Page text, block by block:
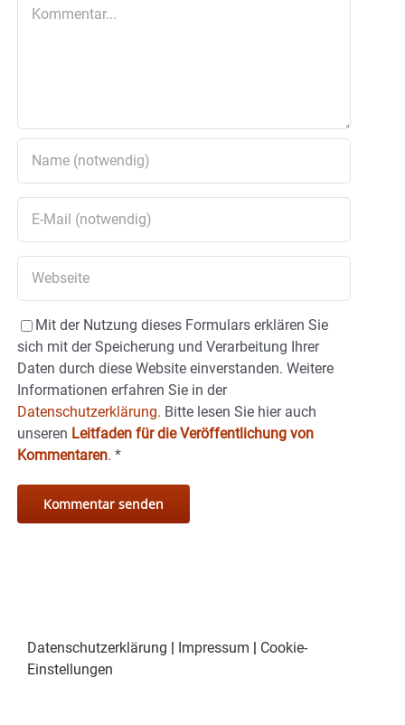
Mit der Nutzung dieses Formulars erklären Sie
sich mit der Speicherung und Verarbeitung Ihrer
Daten durch diese Website einverstanden. Weitere
Informationen erfahren Sie in der
Datenschutzerklärung. Bitte lesen Sie hier auch
unseren Leitfaden für die Veröffentlichung von
Kommentaren. *
Datenschutzerklärung | Impressum | Cookie-
Einstellungen